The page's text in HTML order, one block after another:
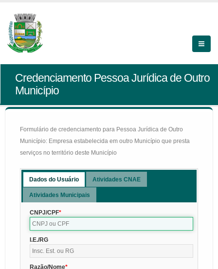
Credenciamento Pessoa Jurídica de Outro
Município
Formulário de credenciamento para Pessoa Jurídica de Outro
Município: Empresa estabelecida em outro Município que presta
serviços no território deste Município
Dados do Usuário Atividades CNAE
Atividades Municipais
CNPJ/CPF
I.E./RG
Razão/Nome